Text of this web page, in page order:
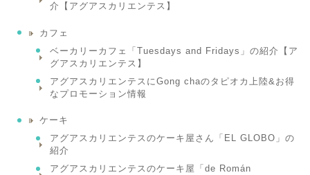
介【アグアスカリエンテス】
カフェ
ベーカリーカフェ「Tuesdays and Fridays」の紹介【ア
グアスカリエンテス】
アグアスカリエンテスにGong chaのタピオカ上陸&お得
なプロモーション情報
ケーキ
アグアスカリエンテスのケーキ屋さん「EL GLOBO」の
紹介
アグアスカリエンテスのケーキ屋「de Román